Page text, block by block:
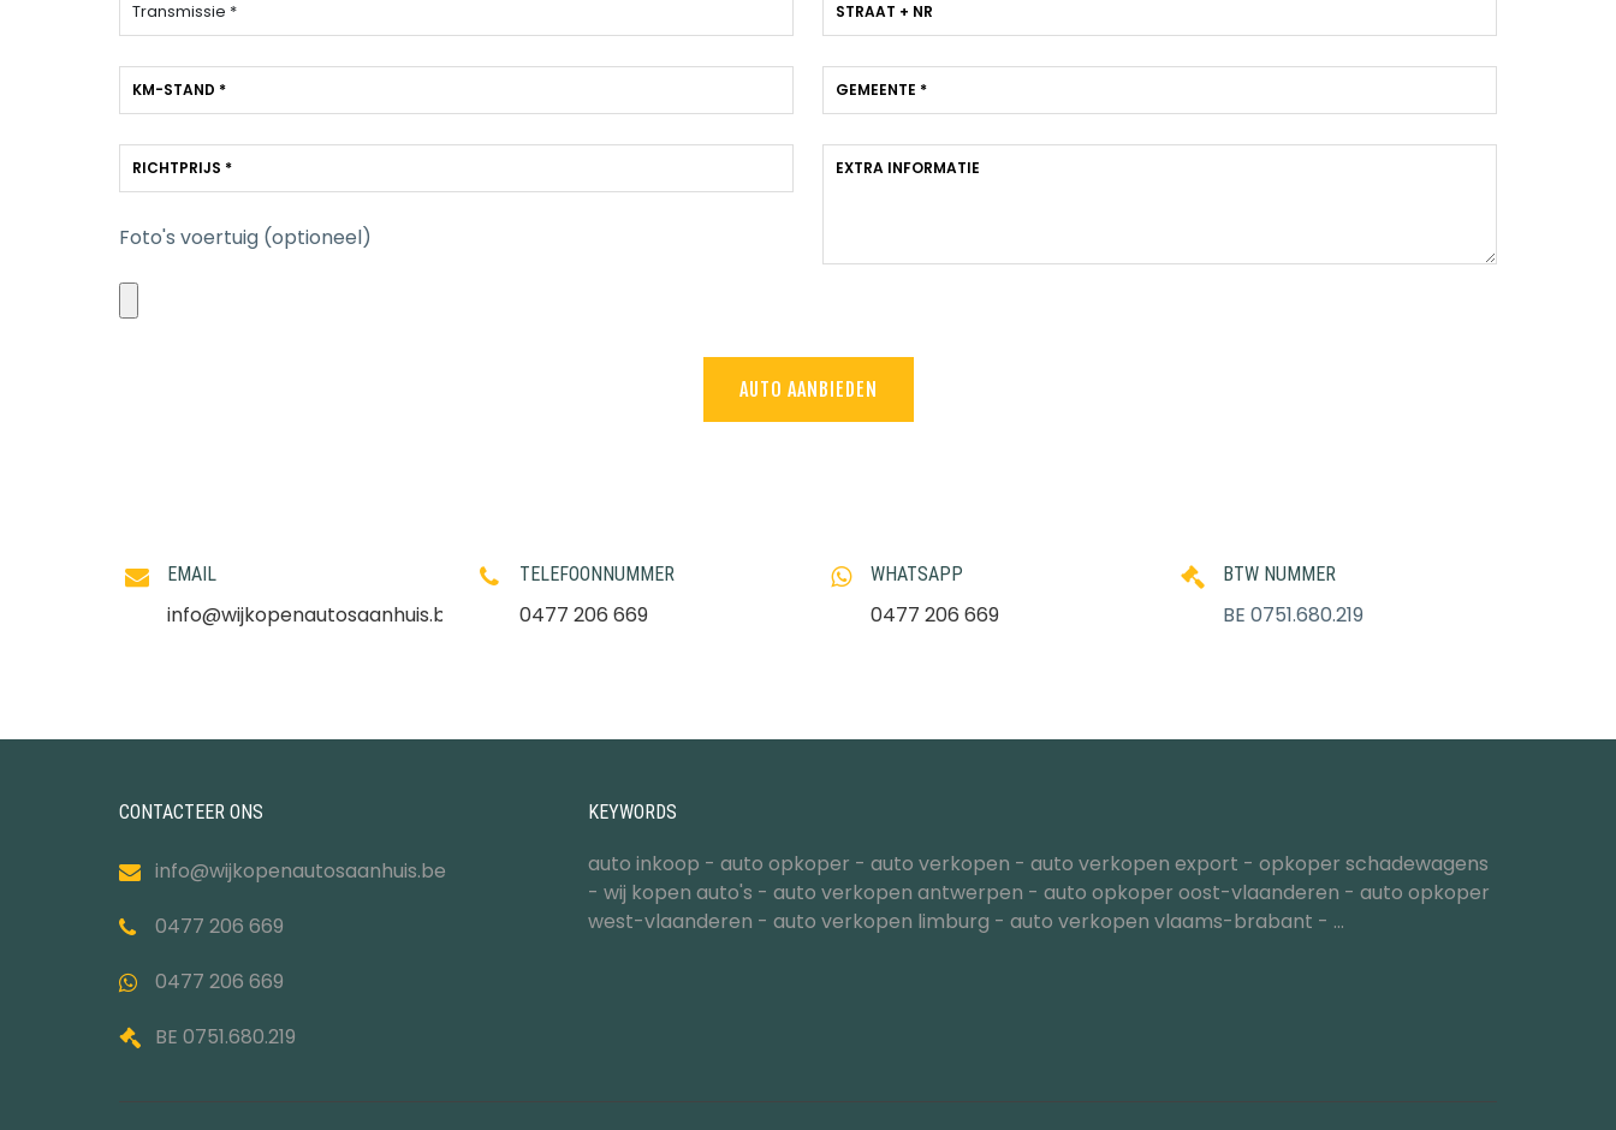
Foto's voertuig (optioneel)
AUTO AANBIEDEN
EMAIL
info@wijkopenautosaanhuis.be
TELEFOONNUMMER
0477 206 669
WHATSAPP
0477 206 669
BTW NUMMER
BE 0751.680.219
CONTACTEER ONS
info@wijkopenautosaanhuis.be
0477 206 669
0477 206 669
BE 0751.680.219
KEYWORDS
auto inkoop - auto opkoper - auto verkopen - auto verkopen export - opkoper schadewagens
- wij kopen auto's - auto verkopen antwerpen - auto opkoper oost-vlaanderen - auto opkoper
west-vlaanderen - auto verkopen limburg - auto verkopen vlaams-brabant - ...